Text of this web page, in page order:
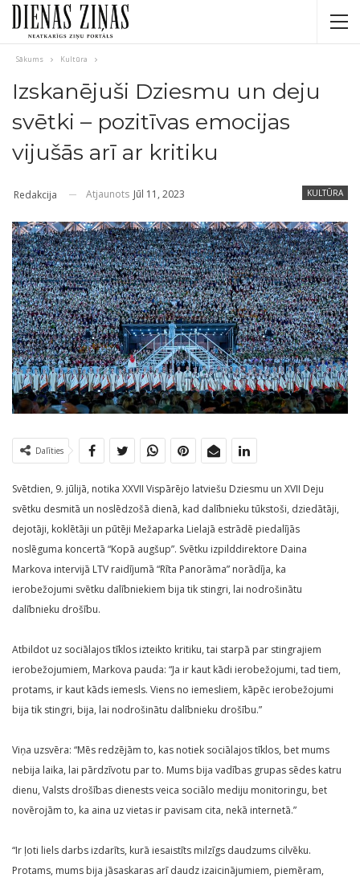
Sākums Kultūra
Izskanējuši Dziesmu un deju
svētki – pozitīvas emocijas
vijušās arī ar kritiku
KULTŪRA
Redakcija Atjaunots Jūl 11, 2023
Dalīties
Svētdien, 9. jūlijā, notika XXVII Vispārējo latviešu Dziesmu un XVII Deju
svētku desmitā un noslēdzošā dienā, kad dalībnieku tūkstoši, dziedātāji,
dejotāji, koklētāji un pūtēji Mežaparka Lielajā estrādē piedalījās
noslēguma koncertā “Kopā augšup”. Svētku izpilddirektore Daina
Markova intervijā LTV raidījumā “Rīta Panorāma” norādīja, ka
ierobežojumi svētku dalībniekiem bija tik stingri, lai nodrošinātu
dalībnieku drošību.
Atbildot uz sociālajos tīklos izteikto kritiku, tai starpā par stingrajiem
ierobežojumiem, Markova pauda: “Ja ir kaut kādi ierobežojumi, tad tiem,
protams, ir kaut kāds iemesls. Viens no iemesliem, kāpēc ierobežojumi
bija tik stingri, bija, lai nodrošinātu dalībnieku drošību.”
Viņa uzsvēra: “Mēs redzējām to, kas notiek sociālajos tīklos, bet mums
nebija laika, lai pārdzīvotu par to. Mums bija vadības grupas sēdes katru
dienu, Valsts drošības dienests veica sociālo mediju monitoringu, bet
novērojām to, ka aina uz vietas ir pavisam cita, nekā internetā.”
“Ir ļoti liels darbs izdarīts, kurā iesaistīts milzīgs daudzums cilvēku.
Protams, mums bija jāsaskaras arī daudz izaicinājumiem, piemēram,